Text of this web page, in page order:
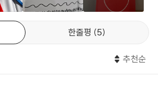
정이다. 이 책은 모든 아이들이 자신의 감
있도록 돕는 길잡이가 될 것이다.
한줄평 5
추천순